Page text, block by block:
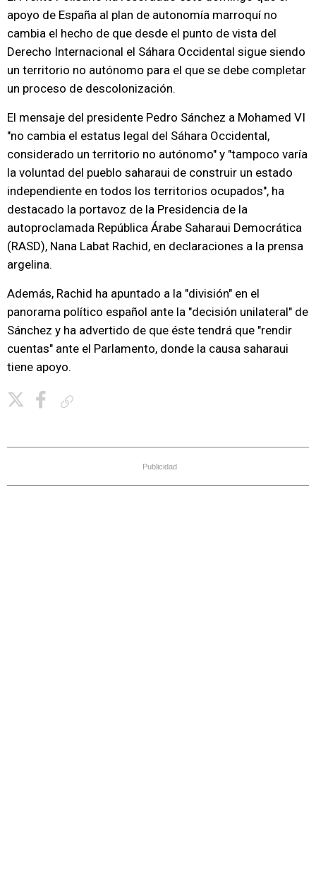
apoyo de España al plan de autonomía marroquí no
cambia el hecho de que desde el punto de vista del
Derecho Internacional el Sáhara Occidental sigue siendo
un territorio no autónomo para el que se debe completar
un proceso de descolonización.
El mensaje del presidente Pedro Sánchez a Mohamed VI
"no cambia el estatus legal del Sáhara Occidental,
considerado un territorio no autónomo" y "tampoco varía
la voluntad del pueblo saharaui de construir un estado
independiente en todos los territorios ocupados", ha
destacado la portavoz de la Presidencia de la
autoproclamada República Árabe Saharaui Democrática
(RASD), Nana Labat Rachid, en declaraciones a la prensa
argelina.
Además, Rachid ha apuntado a la "división" en el
panorama político español ante la "decisión unilateral" de
Sánchez y ha advertido de que éste tendrá que "rendir
cuentas" ante el Parlamento, donde la causa saharaui
tiene apoyo.
Publicidad